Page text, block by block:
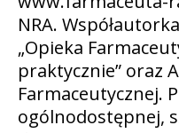
NRA.
„Opieka
praktycznie” oraz
Farmaceutycznej.
ogólnodostępnej,